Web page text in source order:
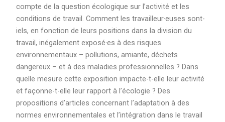
compte de la question écologique sur l’activité et les
conditions de travail. Comment les travailleur·euses sont-
iels, en fonction de leurs positions dans la division du
travail, inégalement exposé·es à des risques
environnementaux – pollutions, amiante, déchets
dangereux – et à des maladies professionnelles ? Dans
quelle mesure cette exposition impacte-t-elle leur activité
et façonne-t-elle leur rapport à l’écologie ? Des
propositions d’articles concernant l’adaptation à des
normes environnementales et l’intégration dans le travail